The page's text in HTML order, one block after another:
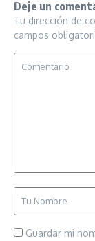
Deje un
Tu dirección de
campos
Guardar mi